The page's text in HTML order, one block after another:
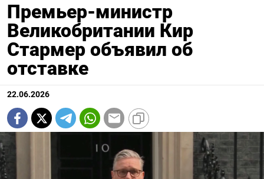
Премьер-министр
Великобритании Кир
Стармер объявил об
отставке
22.06.2026